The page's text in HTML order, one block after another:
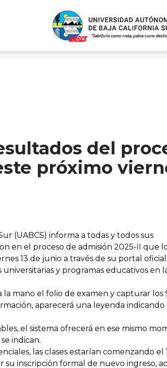
del
próximo
(UABCS) informa a todas y todos sus
en el proceso de admisión 2025-II que
13 de junio a través de su portal oficial:
y programas educativos en
mano el folio de examen y capturar
aparecerá una leyenda
el sistema ofrecerá en ese mismo
indican.
las clases estarían comenzando
su inscripción formal de nuevo ingreso,